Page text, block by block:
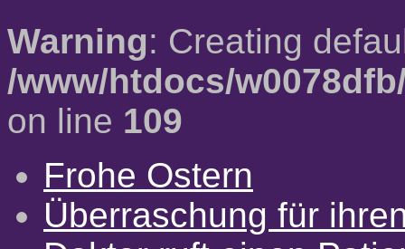
Warning: Creating
/www/htdocs/
on line 109
Frohe Ostern
Überraschung für